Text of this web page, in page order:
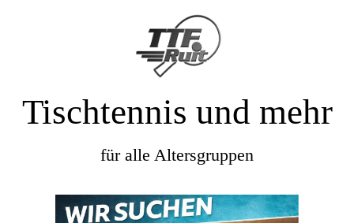
Tischtennis und mehr
für alle Altersgruppen